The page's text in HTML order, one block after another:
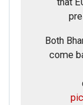
Both
come